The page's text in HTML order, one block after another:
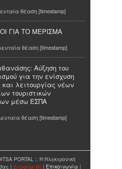
θέαση [timestamp]
ΓΙΑ ΤΟ ΜΕΡΙΣΜΑ
θέαση [timestamp]
Αύξηση του
για την ενίσχυση
και λειτουργίας νέων
τουριστικών
μέσω ΕΣΠΑ
θέαση [timestamp]
PORTAL :: Η Ηλεκτρονική
| Διαφήμιση | Επικοινωνία |